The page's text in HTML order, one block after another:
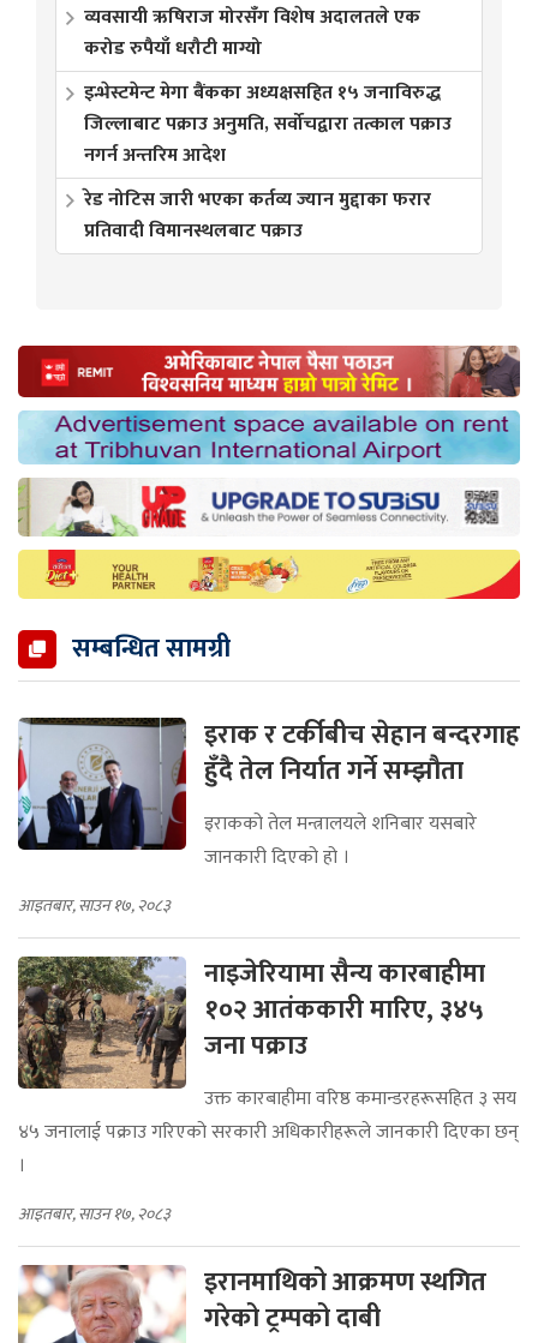
व्यवसायी ऋषिराज मोरसँग विशेष अदालतले एक
करोड रुपैयाँ धरौटी माग्यो
इन्भेस्टमेन्ट मेगा बैंकका अध्यक्षसहित १५ जनाविरुद्ध
जिल्लाबाट पक्राउ अनुमति, सर्वोचद्वारा तत्काल पक्राउ
नगर्न अन्तरिम आदेश
रेड नोटिस जारी भएका कर्तव्य ज्यान मुद्दाका फरार
प्रतिवादी विमानस्थलबाट पक्राउ
सम्बन्धित सामग्री
इराक र टर्कीबीच सेहान बन्दरगाह
हुँदै तेल निर्यात गर्ने सम्झौता
इराकको तेल मन्त्रालयले शनिबार यसबारे
जानकारी दिएको हो ।
आइतबार, साउन १७, २०८३
नाइजेरियामा सैन्य कारबाहीमा
१०२ आतंककारी मारिए, ३४५
जना पक्राउ
उक्त कारबाहीमा वरिष्ठ कमान्डरहरूसहित ३ सय
४५ जनालाई पक्राउ गरिएको सरकारी अधिकारीहरूले जानकारी दिएका छन्
।
आइतबार, साउन १७, २०८३
इरानमाथिको आक्रमण स्थगित
गरेको ट्रम्पको दाबी